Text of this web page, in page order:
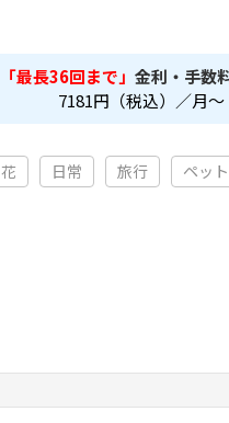
「最長36回まで」 金利・手数
7181円（税込）／月～
花 日常 旅行 ペット